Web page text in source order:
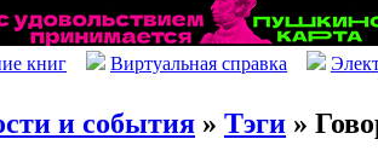
книг Виртуальная справка
и события » Тэги »